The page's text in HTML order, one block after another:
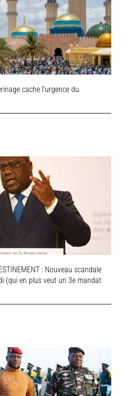
cache l’urgence du
: Nouveau scandale
(qui en plus veut un 3e mandat